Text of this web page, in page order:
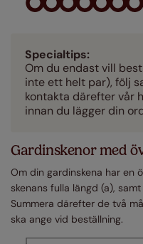
Specialtips:
Om du endast vill
inte ett helt par), följ
kontakta därefter vår
innan du lägger din
Gardinskenor med
Om din gardinskena har en
skenans fulla längd (a),
Summera därefter de två
ska ange vid beställning.